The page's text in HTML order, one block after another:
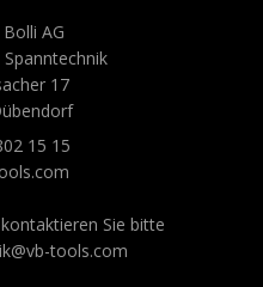
AG
17
15 15
Sie bitte
tools.com